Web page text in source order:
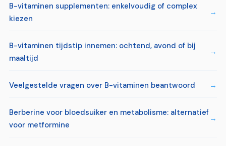
B-vitaminen supplementen: enkelvoudig of complex
kiezen
B-vitaminen tijdstip innemen: ochtend, avond of bij
maaltijd
Veelgestelde vragen over B-vitaminen beantwoord
Berberine voor bloedsuiker en metabolisme: alternatief
voor metformine